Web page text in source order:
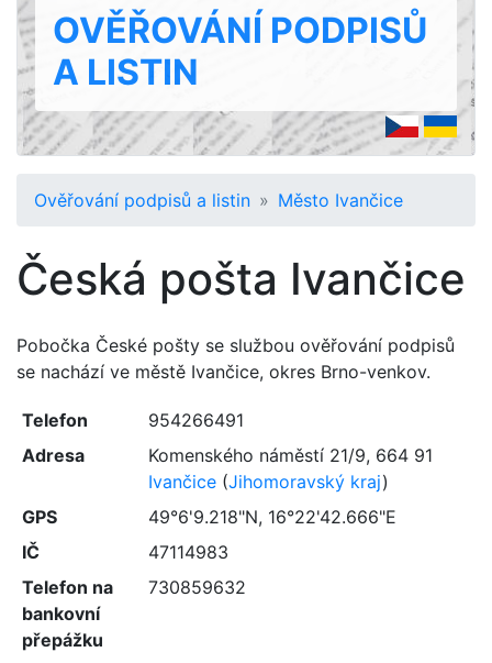
OVĚŘOVÁNÍ PODPISŮ
A LISTIN
Ověřování podpisů a listin Město Ivančice
Česká pošta Ivančice
Pobočka České pošty se službou ověřování podpisů
se nachází ve městě Ivančice, okres Brno-venkov.
Telefon
954266491
Adresa
Komenského náměstí 21/9, 664 91
Ivančice(Jihomoravský kraj)
GPS
49°6'9.218"N, 16°22'42.666"E
IČ
47114983
Telefon na
bankovní
přepážku
730859632